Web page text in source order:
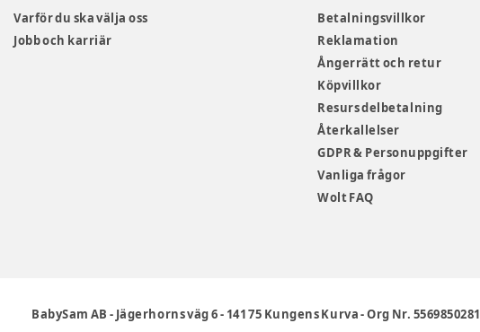
Varför du ska välja oss
Jobb och karriär
Betalningsvillkor
Reklamation
Ångerrätt och retur
Köpvillkor
Resurs delbetalning
Återkallelser
GDPR & Personuppgifter
Vanliga frågor
Wolt FAQ
BabySam AB - Jägerhorns väg 6- 141 75 Kungens Kurva-Org Nr. 5569850281